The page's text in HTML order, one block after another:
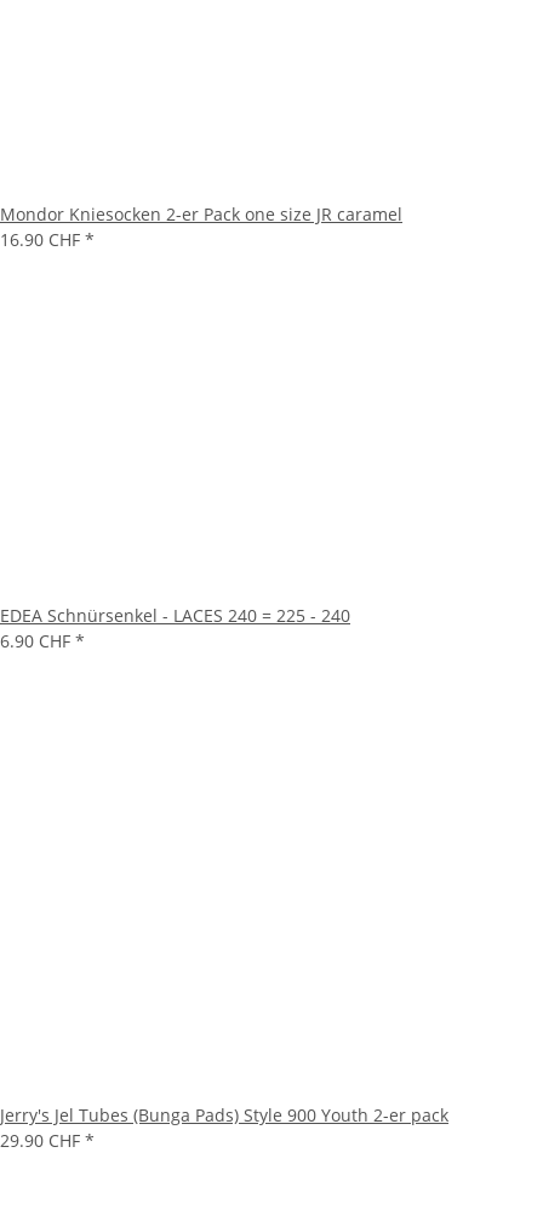
Mondor Kniesocken 2-er Pack one size JR caramel
16.90 CHF *
EDEA Schnürsenkel - LACES 240 = 225 - 240
6.90 CHF *
Jerry's Jel Tubes (Bunga Pads) Style 900 Youth 2-er pack
29.90 CHF *